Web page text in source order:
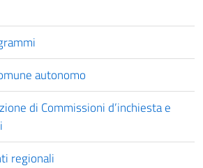
autonomo
di Commissioni d’inchiesta e
regionali